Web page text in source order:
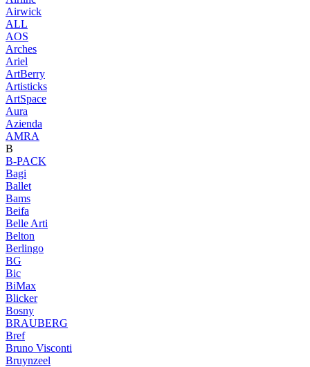
Airwick
ALL
AOS
Arches
Ariel
ArtBerry
Artisticks
ArtSpace
Aura
Azienda
AМRA
B
B-PACK
Bagi
Ballet
Bams
Beifa
Belle Arti
Belton
Berlingo
BG
Bic
BiMax
Blicker
Bosny
BRAUBERG
Bref
Bruno Visconti
Bruynzeel